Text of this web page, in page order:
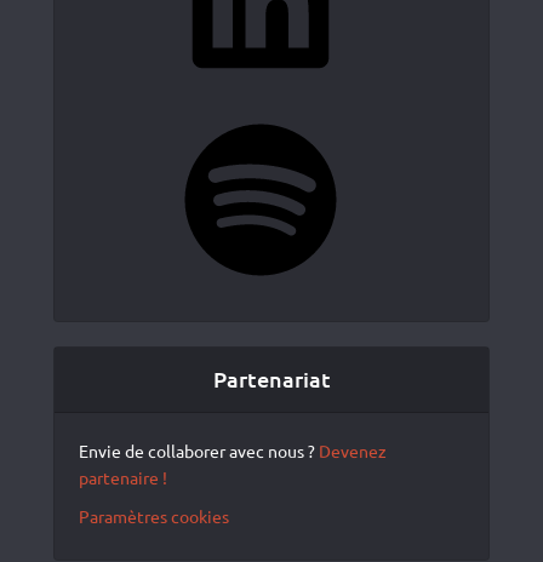
Partenariat
Envie de collaborer avec nous ? Devenez
partenaire !
Paramètres cookies